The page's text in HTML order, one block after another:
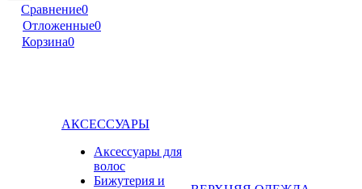
Сравнение0
Отложенные0
Корзина0
АКСЕССУАРЫ
Аксессуары для
волос
Бижутерия и